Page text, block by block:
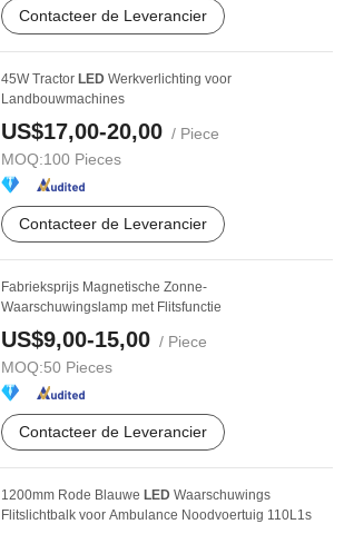
Contacteer de Leverancier
45W Tractor LED Werkverlichting voor
Landbouwmachines
US$17,00-20,00 / Piece
MOQ:100 Pieces
Contacteer de Leverancier
Fabrieksprijs Magnetische Zonne-
Waarschuwingslamp met Flitsfunctie
US$9,00-15,00 / Piece
MOQ:50 Pieces
Contacteer de Leverancier
1200mm Rode Blauwe LED Waarschuwings
Flitslichtbalk voor Ambulance Noodvoertuig 110L1s